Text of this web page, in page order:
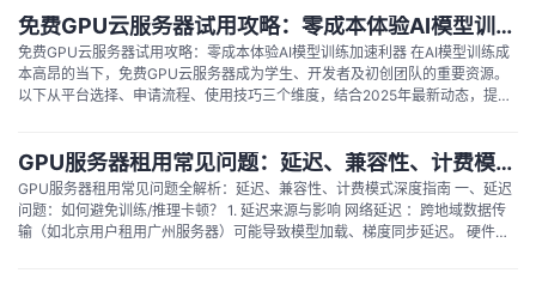
免费GPU云服务器试用攻略：零成本体验AI模型训练加速利器
免费GPU云服务器试用攻略：零成本体验AI模型训练加速利器 在AI模型训练成
本高昂的当下，免费GPU云服务器成为学生、开发者及初创团队的重要资源。
以下从平台选择、申请流程、使用技巧三个维度，结合2025年最新动态，提供
GPU服务器租用常见问题：延迟、兼容性、计费模式一次说清
GPU服务器租用常见问题全解析：延迟、兼容性、计费模式深度指南 一、延迟
问题：如何避免训练/推理卡顿？ 1. 延迟来源与影响 网络延迟 ：跨地域数据传
输（如北京用户租用广州服务器）可能导致模型加载、梯度同步延迟。 硬件瓶